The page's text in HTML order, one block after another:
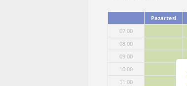
Pazartesi
07:00
08:00
09:00
10:00
11:00